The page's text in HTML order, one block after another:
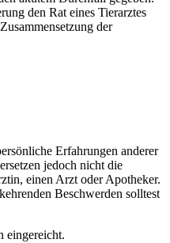
den Rat eines Tierarztes
der
Erfahrungen anderer
jedoch nicht die
einen Arzt oder Apotheker.
Beschwerden solltest
eingereicht.